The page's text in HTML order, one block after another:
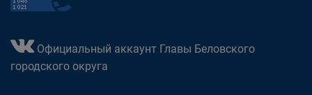
Официальный аккаунт Главы Беловского
городского округа